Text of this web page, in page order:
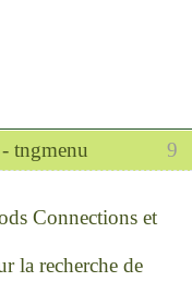
9
tngmenu
Connections et
la recherche de